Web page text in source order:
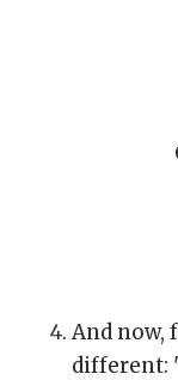
And now,
different: